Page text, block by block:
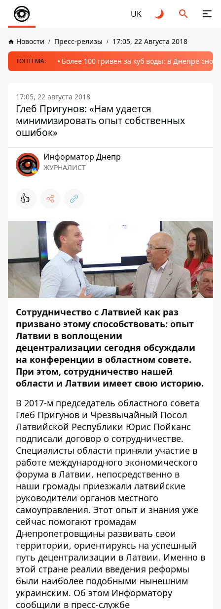
UK
Новости Пресс-релизы 17:05, 22 Августа 2018
ТОПТЕМА: Более 100 гривен за куб воды: в Днепре
17:05, 22 августа 2018
Глеб Пригунов: «Нам удается
минимизировать опыт собственных
ошибок»
Информатор Днепр
ЖУРНАЛИСТ
👍
Сотрудничество с Латвией как раз
призвано этому способствовать: опыт
Латвии в воплощении
децентрализации сегодня обсуждали
на конференции в областном совете.
При этом, сотрудничество нашей
области и Латвии имеет свою историю.
В 2017-м председатель областного совета
Глеб Пригунов и Чрезвычайный Посол
Латвийской Республики Юрис Пойканс
подписали договор о сотрудничестве.
Специалисты области приняли участие в
работе международного экономического
форума в Латвии, непосредственно в
наши громады приезжали латвийские
руководители органов местного
самоуправления. Этот опыт и знания уже
сейчас помогают громадам
Днепропетровщины развивать свои
территории, ориентируясь на успешный
путь децентрализации в Латвии. Именно в
этой стране реалии введения реформы
были наиболее подобными нынешним
украинским. Об этом Информатору
сообщили в пресс-службе